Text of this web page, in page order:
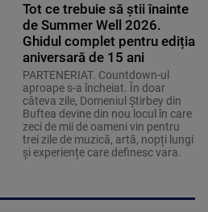
Tot ce trebuie să știi înainte
de Summer Well 2026.
Ghidul complet pentru ediția
aniversară de 15 ani
PARTENERIAT. Countdown-ul
aproape s-a încheiat. În doar
câteva zile, Domeniul Știrbey din
Buftea devine din nou locul în care
zeci de mii de oameni vin pentru
trei zile de muzică, artă, nopți lungi
și experiențe care definesc vara.